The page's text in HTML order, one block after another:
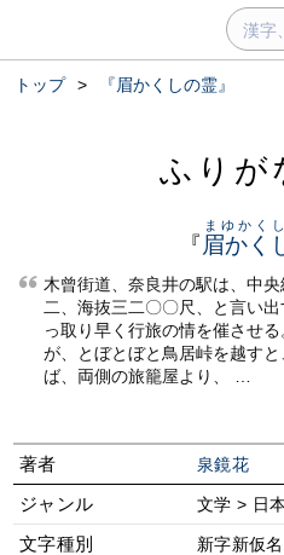
トップ > 『眉かくしの霊』
ふりが
『眉かく
まゆかく
木曾街道、奈良井の駅は、中
二、海抜三二〇〇尺、と言い
っ取り早く行旅の情を催させ
が、とぼとぼと鳥居峠を越す
ば、両側の旅籠屋より、 …
著者 泉鏡花
ジャンル 文学 > 日
文字種別 新字新仮名